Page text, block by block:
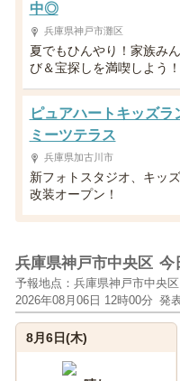
中◎
兵庫県神戸市灘区
夏でもひんやり！家族み
び＆宝探しを満喫しよう！
ピュアハートキッズラ
ミーツテラス
兵庫県加古川市
新フォトスタジオ、キッ
改装オープン！
兵庫県神戸市中央区 今
予報地点：兵庫県神戸市中央区
2026年08月06日 12時00分 発
8月6日(木)